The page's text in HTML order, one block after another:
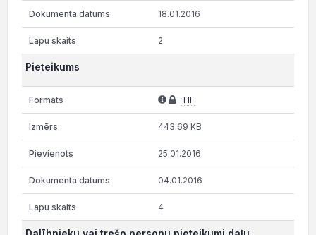
18.01.2016
2
Pieteikums
TIF
443.69 KB
25.01.2016
04.01.2016
4